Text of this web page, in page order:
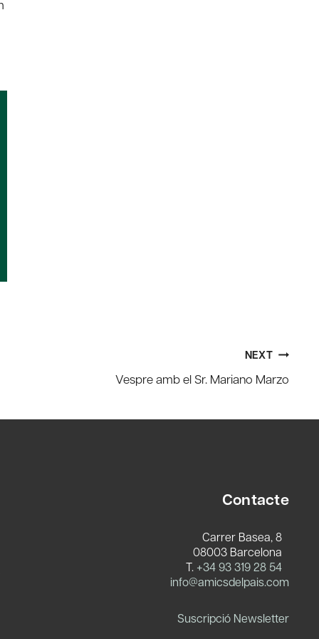
NEXT
Vespre amb el Sr. Mariano Marzo
Contacte
Carrer Basea, 8
08003 Barcelona
T. +34 93 319 28 54
info@amicsdelpais.com
Suscripció Newsletter